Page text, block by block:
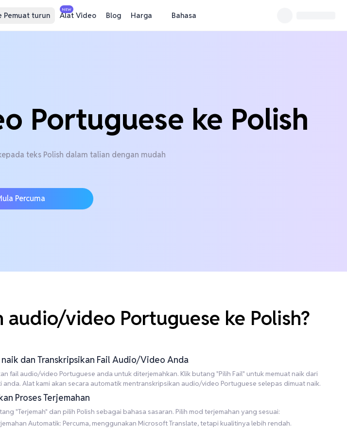
Pemuat turun
NEW
Alat Video Blog Harga Bahasa
Portuguese ke Polish
teks Polish dalam talian dengan mudah
Percuma
video Portuguese ke Polish?
naik dan Transkripsikan Fail Audio/Video Anda
fail audio/video Portuguese anda untuk diterjemahkan. Klik butang "Pilih Fail" untuk memuat naik dari
anda. Alat kami akan secara automatik mentranskripsikan audio/video Portuguese selepas dimuat naik.
Proses Terjemahan
"Terjemah" dan pilih Polish sebagai bahasa sasaran. Pilih mod terjemahan yang sesuai:
Automatik: Percuma, menggunakan Microsoft Translate, tetapi kualitinya lebih rendah.